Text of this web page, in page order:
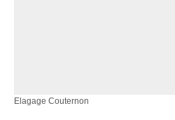
Elagage Couternon